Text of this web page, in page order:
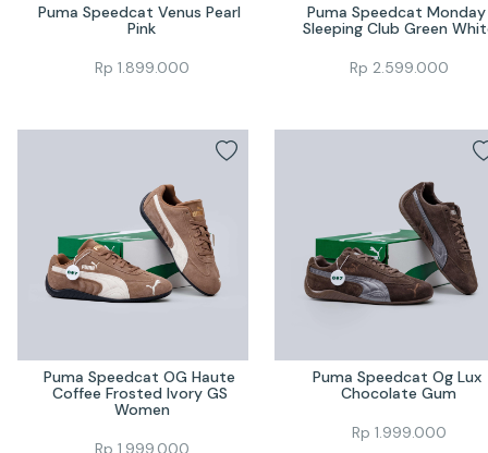
Puma Speedcat Venus Pearl
Pink
Rp 1.899.000
Puma Speedcat Monday
Sleeping Club Green
Rp 2.599.000
Puma Speedcat OG Haute
Coffee Frosted Ivory GS
Women
Rp 1.999.000
Puma Speedcat Og Lux
Chocolate Gum
Rp 1.999.000